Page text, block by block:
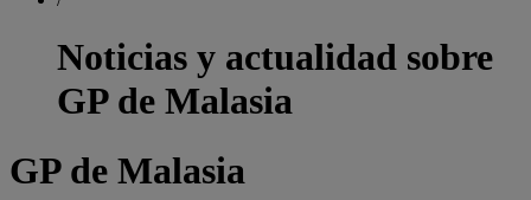
Noticias y actualidad sobre
GP de Malasia
GP de Malasia